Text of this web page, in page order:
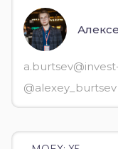
@alexey_burtsev